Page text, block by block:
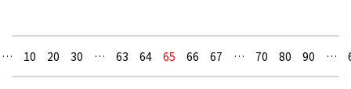
… 10 20 30 … 63 64 65 66 67 … 70 80 90 …